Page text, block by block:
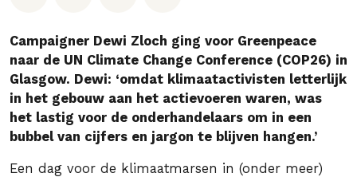
Campaigner Dewi Zloch ging voor Greenpeace
naar de UN Climate Change Conference (COP26) in
Glasgow. Dewi: ‘omdat klimaatactivisten letterlijk
in het gebouw aan het actievoeren waren, was
het lastig voor de onderhandelaars om in een
bubbel van cijfers en jargon te blijven hangen.’
Een dag voor de klimaatmarsen in (onder meer)